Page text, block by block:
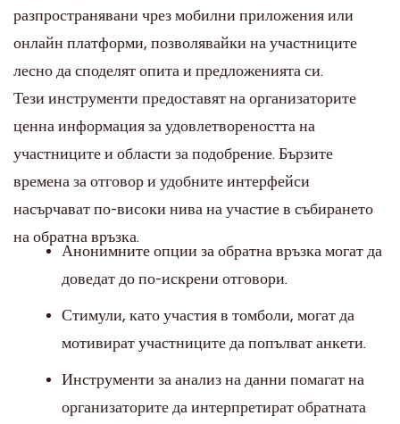
разпространявани чрез мобилни приложения или
онлайн платформи, позволявайки на участниците
лесно да споделят опита и предложенията си.
Тези инструменти предоставят на организаторите
ценна информация за удовлетвореността на
участниците и области за подобрение. Бързите
времена за отговор и удобните интерфейси
насърчават по-високи нива на участие в събирането
на обратна връзка.
Анонимните опции за обратна връзка могат да
доведат до по-искрени отговори.
Стимули, като участия в томболи, могат да
мотивират участниците да попълват анкети.
Инструменти за анализ на данни помагат на
организаторите да интерпретират обратната